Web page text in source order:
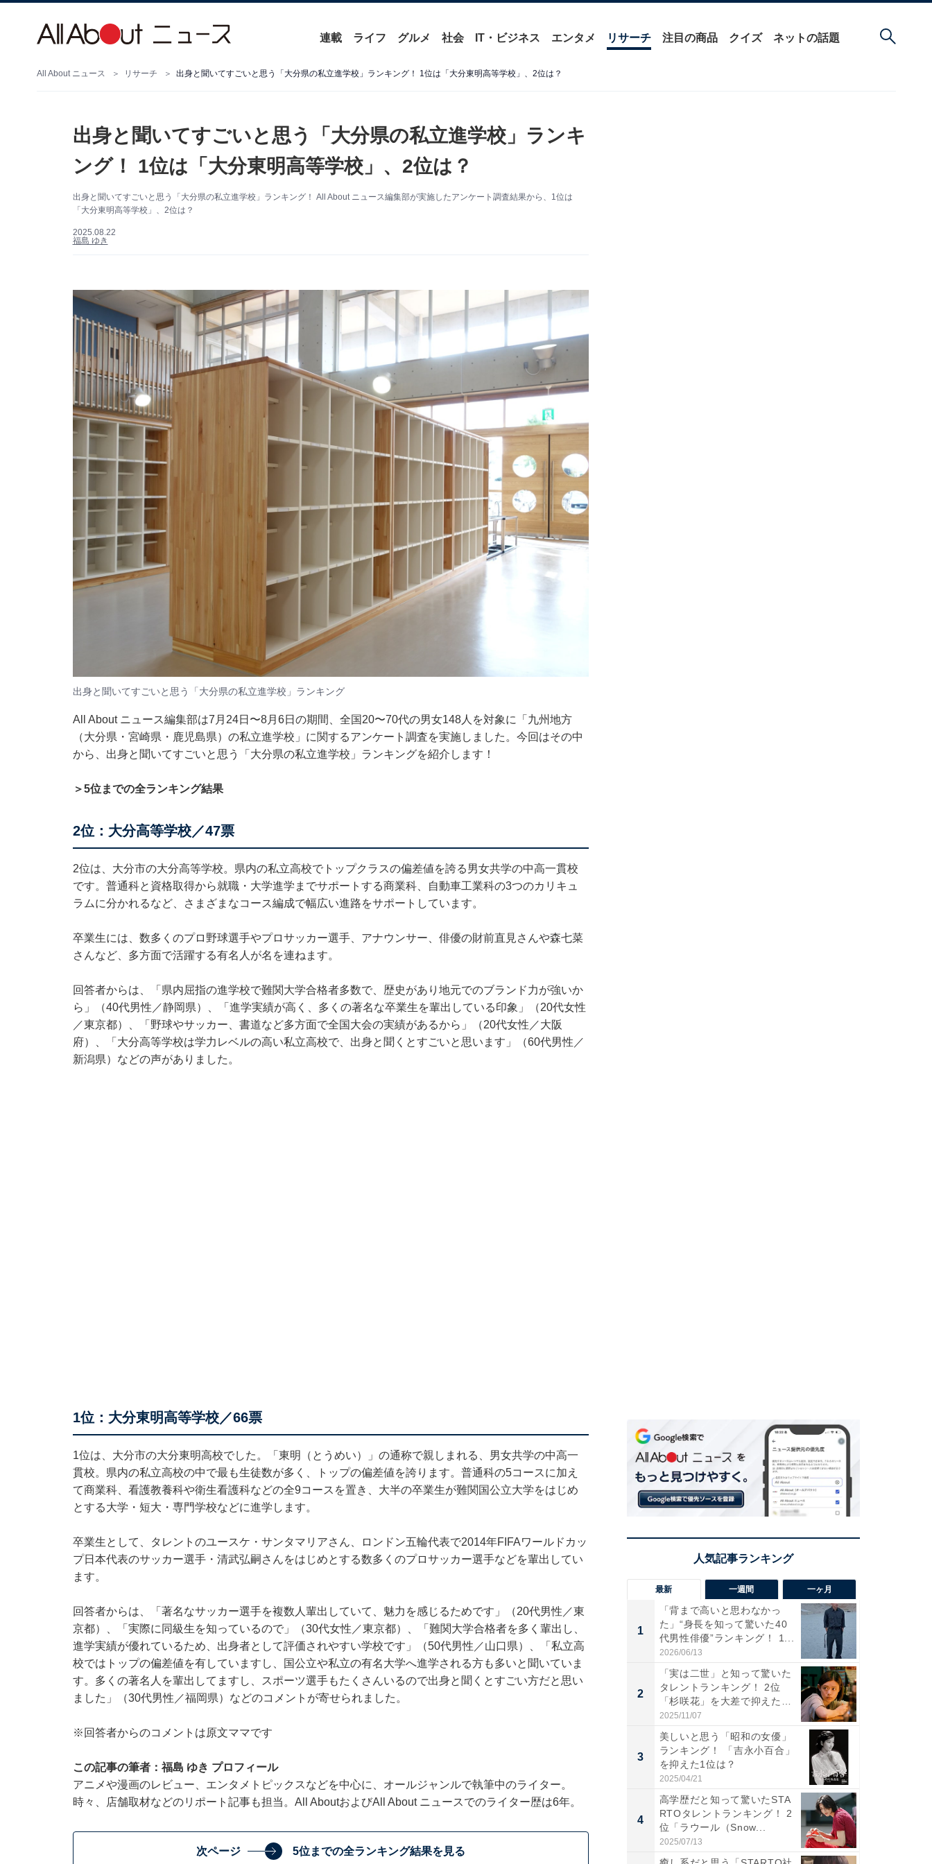
連載 ライフ グルメ 社会 IT・ビジネス エンタメ リサーチ 注目の商品 クイズ ネットの話題
All About ニュース リサーチ 出身と聞いてすごいと思う「大分県の私立進学校」ランキング！ 1位は「大分東明高等学校」、2位は？
出身と聞いてすごいと思う「大分県の私立進学校」ランキ
ング！ 1位は「大分東明高等学校」、2位は？
出身と聞いてすごいと思う「大分県の私立進学校」ランキング！ All About ニュース編集部が実施したアンケート調査結果から、1位は
「大分東明高等学校」、2位は？
2025.08.22
福島 ゆき
出身と聞いてすごいと思う「大分県の私立進学校」ランキング
All About ニュース編集部は7月24日〜8月6日の期間、全国20〜70代の男女148人を対象に「九州地方
（大分県・宮崎県・鹿児島県）の私立進学校」に関するアンケート調査を実施しました。今回はその中
から、出身と聞いてすごいと思う「大分県の私立進学校」ランキングを紹介します！
＞5位までの全ランキング結果
2位：大分高等学校／47票
2位は、大分市の大分高等学校。県内の私立高校でトップクラスの偏差値を誇る男女共学の中高一貫校
です。普通科と資格取得から就職・大学進学までサポートする商業科、自動車工業科の3つのカリキュ
ラムに分かれるなど、さまざまなコース編成で幅広い進路をサポートしています。
卒業生には、数多くのプロ野球選手やプロサッカー選手、アナウンサー、俳優の財前直見さんや森七菜
さんなど、多方面で活躍する有名人が名を連ねます。
回答者からは、「県内屈指の進学校で難関大学合格者多数で、歴史があり地元でのブランド力が強いか
ら」（40代男性／静岡県）、「進学実績が高く、多くの著名な卒業生を輩出している印象」（20代女性
／東京都）、「野球やサッカー、書道など多方面で全国大会の実績があるから」（20代女性／大阪
府）、「大分高等学校は学力レベルの高い私立高校で、出身と聞くとすごいと思います」（60代男性／
新潟県）などの声がありました。
1位：大分東明高等学校／66票
1位は、大分市の大分東明高校でした。「東明（とうめい）」の通称で親しまれる、男女共学の中高一
貫校。県内の私立高校の中で最も生徒数が多く、トップの偏差値を誇ります。普通科の5コースに加え
て商業科、看護教養科や衛生看護科などの全9コースを置き、大半の卒業生が難関国公立大学をはじめ
とする大学・短大・専門学校などに進学します。
卒業生として、タレントのユースケ・サンタマリアさん、ロンドン五輪代表で2014年FIFAワールドカッ
プ日本代表のサッカー選手・清武弘嗣さんをはじめとする数多くのプロサッカー選手などを輩出してい
ます。
回答者からは、「著名なサッカー選手を複数人輩出していて、魅力を感じるためです」（20代男性／東
京都）、「実際に同級生を知っているので」（30代女性／東京都）、「難関大学合格者を多く輩出し、
進学実績が優れているため、出身者として評価されやすい学校です」（50代男性／山口県）、「私立高
校ではトップの偏差値を有していますし、国公立や私立の有名大学へ進学される方も多いと聞いていま
す。多くの著名人を輩出してますし、スポーツ選手もたくさんいるので出身と聞くとすごい方だと思い
ました」（30代男性／福岡県）などのコメントが寄せられました。
※回答者からのコメントは原文ママです
この記事の筆者：福島 ゆき プロフィール
アニメや漫画のレビュー、エンタメトピックスなどを中心に、オールジャンルで執筆中のライター。
時々、店舗取材などのリポート記事も担当。All AboutおよびAll About ニュースでのライター歴は6年。
次ページ 5位までの全ランキング結果を見る
最新 一週間 一ヶ月
1
「背まで高いと思わなかっ
た」“身長を知って驚いた40
代男性俳優”ランキング！ 1...
2026/06/13
2
「実は二世」と知って驚いた
タレントランキング！ 2位
「杉咲花」を大差で抑えた1
位...
2025/11/07
3
美しいと思う「昭和の女優」
ランキング！ 「吉永小百合」
を抑えた1位は？
2025/04/21
4
高学歴だと知って驚いたSTA
RTOタレントランキング！ 2
位「ラウール（Snow...
2025/07/13